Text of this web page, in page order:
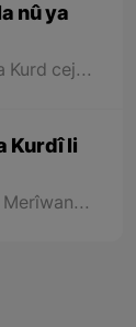
nû ya
Cejna Newrozê ji bo netewa Kurd cejna tekezîkirin e li ser mafên xwe yên rewa û bi bîranîna dîrokek dirêj e bo xebat û têkoşîna bo azadî û rizgariyê û agirê geş yê Newrozê ku ji aliyê netewa Kurd ve tê pêxistin, sembola hêviya paşerojeke geş bo netewe û nîştimana me ye.
Kurdî li
Encumena Çandî-wêjeyî ya Merîwanê bi hevkariya Sînema Kurdistan, kombûnek bo sînemaya Kurdî û pêşandana sê fîlmên nû yên sê derhênerên Merîwanê bi rê ve bir.